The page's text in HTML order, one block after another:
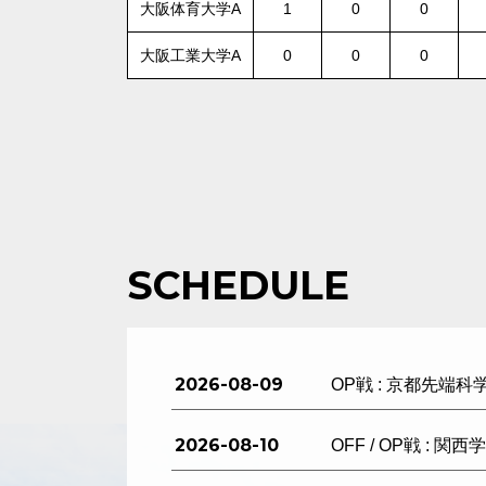
大阪体育大学A 1 0 0
大阪工業大学A 0 0 0
SCHEDULE
2026-08-09 OP戦 : 京都先端科
2026-08-10 OFF / OP戦 : 関西